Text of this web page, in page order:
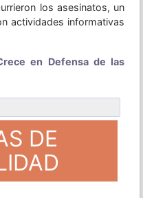
los asesinatos, un
actividades informativas
en Defensa de las
DE